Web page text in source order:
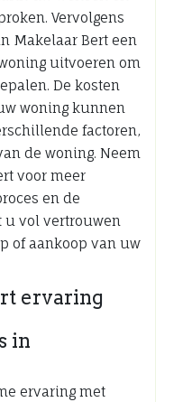
Vervolgens
Makelaar Bert een
uitvoeren om
De kosten
woning kunnen
factoren,
de woning. Neem
voor meer
en de
u vol vertrouwen
of aankoop van uw
ervaring
in
ervaring met